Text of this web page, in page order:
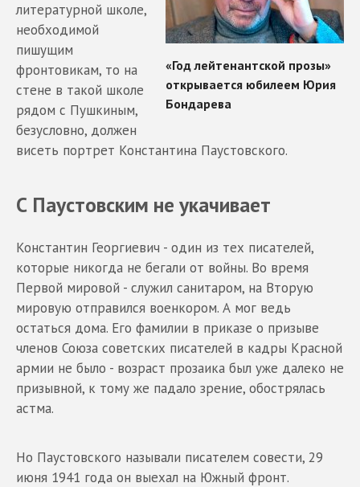
литературной школе,
необходимой
пишущим
фронтовикам, то на
стене в такой школе
рядом с Пушкиным,
безусловно, должен
висеть портрет Константина Паустовского.
С Паустовским не укачивает
Константин Георгиевич - один из тех писателей,
которые никогда не бегали от войны. Во время
Первой мировой - служил санитаром, на Вторую
мировую отправился военкором. А мог ведь
остаться дома. Его фамилии в приказе о призыве
членов Союза советских писателей в кадры Красной
армии не было - возраст прозаика был уже далеко не
призывной, к тому же падало зрение, обострялась
астма.
Но Паустовского называли писателем совести, 29
июня 1941 года он выехал на Южный фронт.